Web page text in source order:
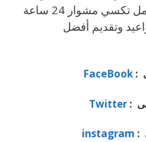
عالية بسرعة وأمان. يعمل تكسي مشوار 24 ساعة
وتقديم أفضل
:
FaceBook
:
Twitter
:
instagram